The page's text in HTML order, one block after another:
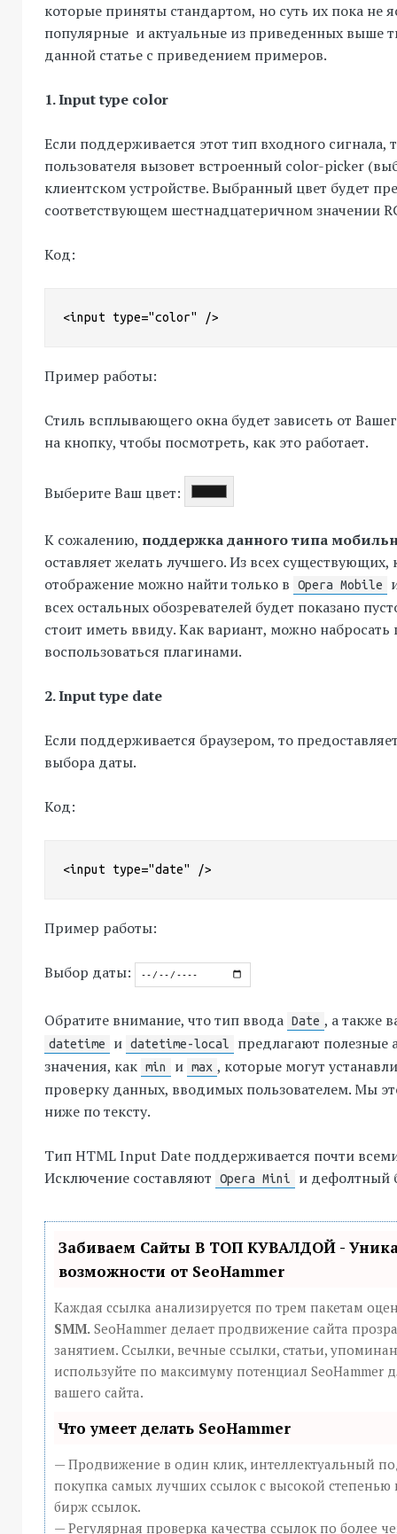
которые приняты стандартом, но суть их пока не
популярные и актуальные из приведенных выше
данной статье с приведением примеров.
1. Input type color
Если поддерживается этот тип входного сигнала,
пользователя вызовет встроенный color-picker
клиентском устройстве. Выбранный цвет будет
соответствующем шестнадцатеричном значении
Код:
<input type="color" />
Пример работы:
Стиль всплывающего окна будет зависеть от
на кнопку, чтобы посмотреть, как это работает.
Выберите Ваш цвет:
К сожалению, поддержка данного типа
оставляет желать лучшего. Из всех существующих,
отображение можно найти только в
Opera Mobile
всех остальных обозревателей будет показано
стоит иметь ввиду. Как вариант, можно набросать
воспользоваться плагинами.
2. Input type date
Если поддерживается браузером, то
выбора даты.
Код:
<input type="date" />
Пример работы:
Выбор даты:
Обратите внимание, что тип ввода Date , а также
datetime и datetime-local
предлагают полезные
значения, как min и max , которые могут
проверку данных, вводимых пользователем. Мы
ниже по тексту.
Тип HTML Input Date поддерживается почти
Исключение составляют
Opera Mini и дефолтный
Забиваем Сайты В ТОП КУВАЛДОЙ -
возможности от SeoHammer
Каждая ссылка анализируется по трем пакетам
SMM.SeoHammer делает продвижение сайта
занятием. Ссылки, вечные ссылки, статьи,
используйте по максимуму потенциал SeoHammer
вашего сайта.
Что умеет делать SeoHammer
— Продвижение в один клик, интеллектуальный
покупка самых лучших ссылок с высокой степенью
бирж ссылок.
— Регулярная проверка качества ссылок по более